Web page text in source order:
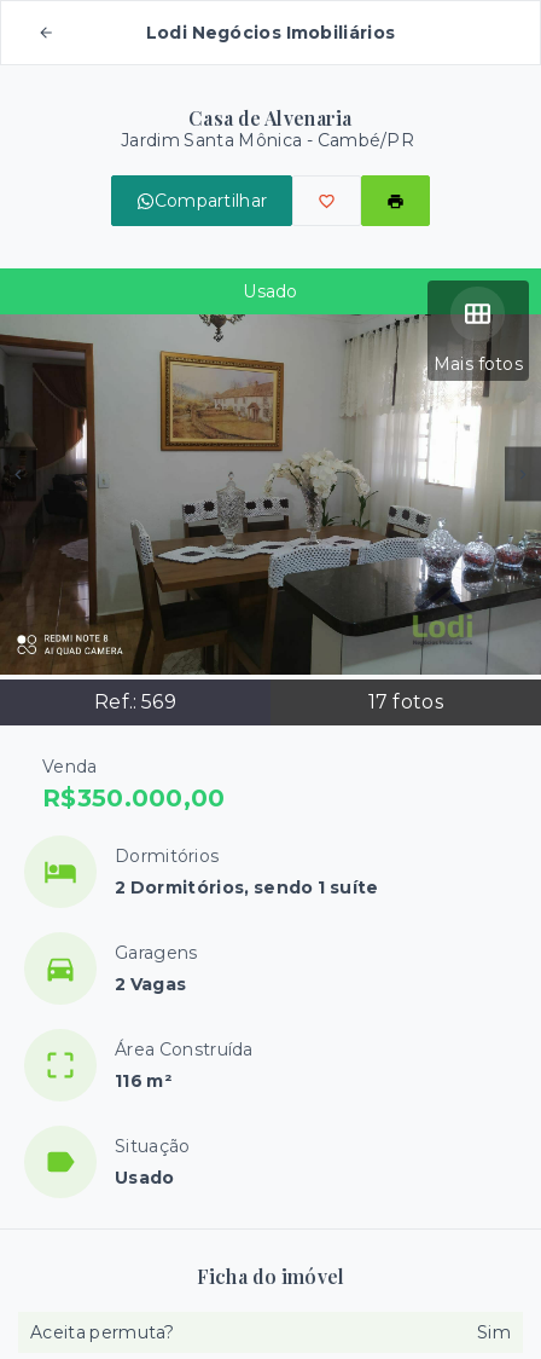
Lodi Negócios Imobiliários
Casa de Alvenaria
Jardim Santa Mônica - Cambé/PR
Compartilhar
Mais fotos
Ref.:569 17 fotos
Usado
Venda
R$350.000,00
Dormitórios
2 Dormitórios, sendo 1 suíte
Garagens
2 Vagas
Área Construída
116 m²
Situação
Usado
Ficha do imóvel
Aceita permuta?
Sim